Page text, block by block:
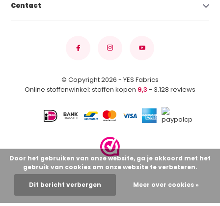
Contact
© Copyright 2026 - YES Fabrics
Online stoffenwinkel: stoffen kopen 9,3 - 3.128 reviews
Door het gebruiken van onze website, ga je akkoord met het
gebruik van cookies om onze website te verbeteren.
Dit bericht verbergen Meer over cookies »